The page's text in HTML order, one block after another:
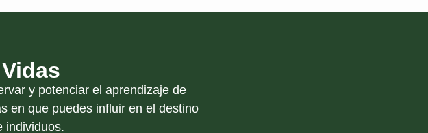
y potenciar el aprendizaje de
en que puedes influir en el destino
individuos.